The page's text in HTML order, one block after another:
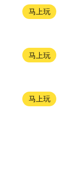
马上玩
马上玩
马上玩